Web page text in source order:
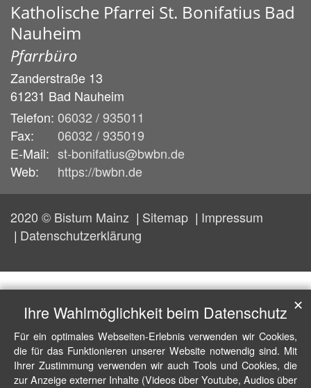
Katholische Pfarrei St. Bonifatius Bad
Nauheim
Pfarrbüro
Zanderstraße 13
61231 Bad Nauheim
Telefon: 06032 / 935011
Fax:
06032 / 935019
E-Mail: st-bonifatius@bwbn.de
Web:
https://bwbn.de
2020 © Bistum Mainz Sitemap
Impressum
Datenschutzerklärung
Ihre Wahlmöglichkeit beim Datenschutz
Für ein optimales Webseiten-Erlebnis verwenden wir Cookies,
die für das Funktionieren unserer Website notwendig sind. Mit
Ihrer Zustimmung verwenden wir auch Tools und Cookies, die
zur Anzeige externer Inhalte (Videos über Youtube, Audios über
✕